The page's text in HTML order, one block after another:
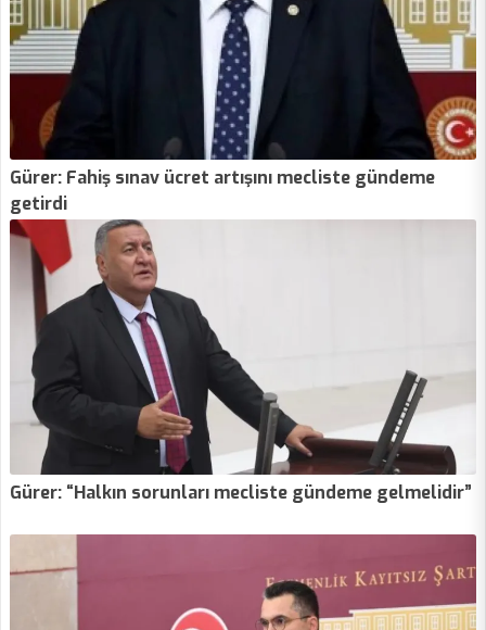
Gürer: Fahiş sınav ücret artışını mecliste gündeme
getirdi
Gürer: “Halkın sorunları mecliste gündeme gelmelidir”